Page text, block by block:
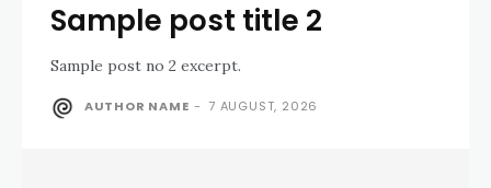
Sample post title 2
Sample post no 2 excerpt.
AUTHOR NAME - 7 AUGUST, 2026